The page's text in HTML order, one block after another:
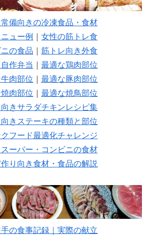
備向きの冷凍食品・食材
ュー例
女性の筋トレ食
の食品
筋トレ向き外食
作弁当
最適な鶏肉部位
肉部位
最適な豚肉部位
肉部位
最適な焼鳥部位
きサラダチキンレシピ集
きステーキの種類と部位
フード最適化チャレンジ
ーパー・コンビニの食材
り向き食材・食品の解説
の食事記録｜実際の献立